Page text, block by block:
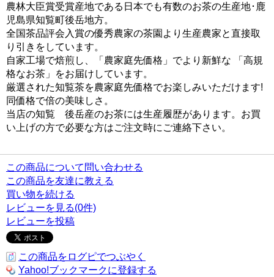
農林大臣賞受賞産地である日本でも有数のお茶の生産地･鹿
児島県知覧町後岳地方。
全国茶品評会入賞の優秀農家の茶園より生産農家と直接取
り引きをしています。
自家工場で焙煎し、
「農家庭先価格」 でより新鮮な
「高規
格なお茶」
をお届けしています。
厳選された知覧茶を農家庭先価格でお楽しみいただけます!
同価格で倍の美味しさ。
当店の知覧 後岳産のお茶には生産履歴があります。お買
い上げの方で必要な方はご注文時にご連絡下さい。
この商品について問い合わせる
この商品を友達に教える
買い物を続ける
レビューを見る(0件)
レビューを投稿
この商品をログピでつぶやく
Yahoo!ブックマークに登録する